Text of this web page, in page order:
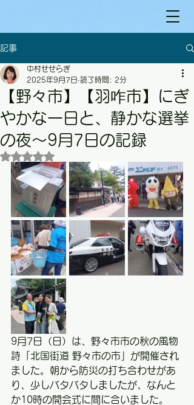
記事
【野々市】【羽咋市】にぎ
やかな一日と、静かな選挙
の夜～9月7日の記録
中村せせらぎ
2025年9月7日 読了時間: 2分
5つ星のうちNaNと評価されています。
9月7日（日）は、野々市市の秋の風物
詩「北国街道 野々市の市」が開催され
ました。朝から防災の打ち合わせがあ
り、少しバタバタしましたが、なんと
か10時の開会式に間に合いました。